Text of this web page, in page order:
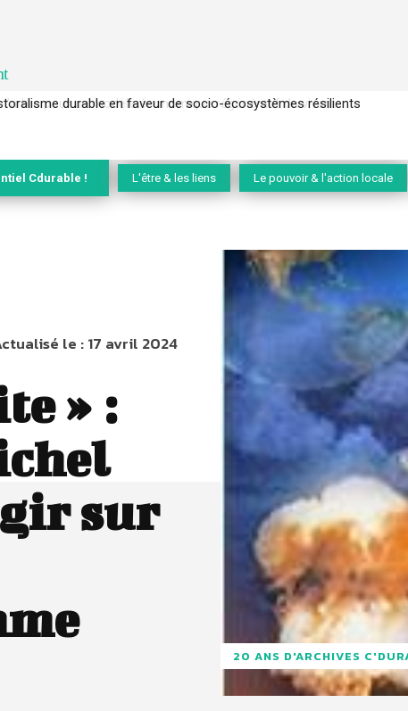
pour un modèle économique régénératif du vivant …
Cdurable ! L'être & les liens Le pouvoir & l'action locale
le :17 avril 2024
» :
sur
20 ANS D'ARCHIVES